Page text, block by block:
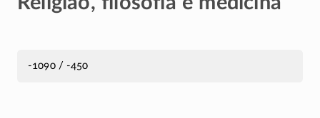
-1090 / -450